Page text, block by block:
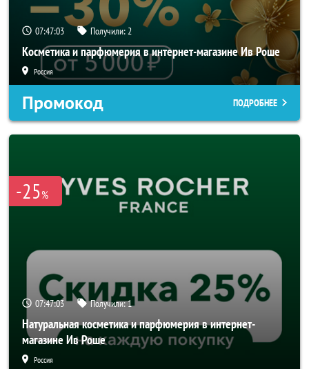
07:47:03 Получили:2
Косметика и парфюмерия в интернет-магазине Ив Роше
Россия
Промокод ПОДРОБНЕЕ
-25%
07:47:03 Получили:1
Натуральная косметика и парфюмерия в интернет-
магазине Ив Роше
Россия